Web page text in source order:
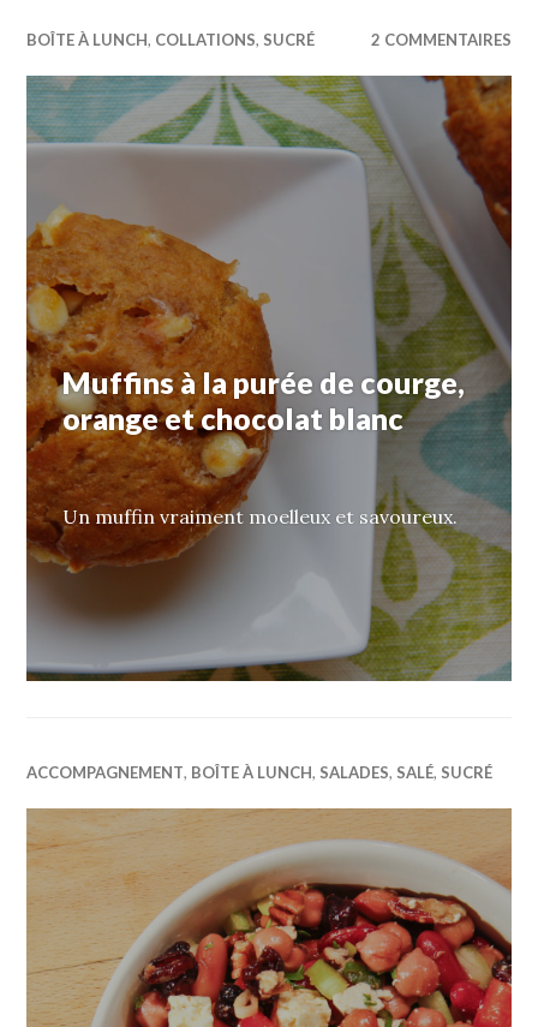
BOÎTE À LUNCH, COLLATIONS, SUCRÉ 2 COMMENTAIRES
Muffins à la purée de courge,
orange et chocolat blanc
Un muffin vraiment moelleux et savoureux.
ACCOMPAGNEMENT, BOÎTE À LUNCH, SALADES, SALÉ, SUCRÉ